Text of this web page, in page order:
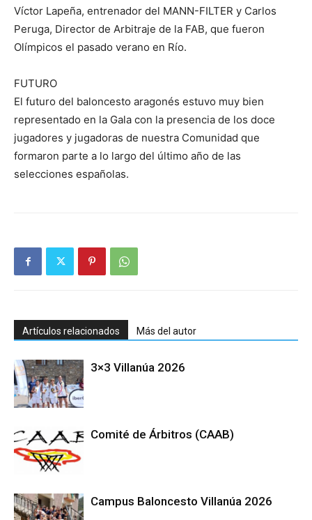
Víctor Lapeña, entrenador del MANN-FILTER y Carlos
Peruga, Director de Arbitraje de la FAB, que fueron
Olímpicos el pasado verano en Río.
FUTURO
El futuro del baloncesto aragonés estuvo muy bien
representado en la Gala con la presencia de los doce
jugadores y jugadoras de nuestra Comunidad que
formaron parte a lo largo del último año de las
selecciones españolas.
Artículos relacionados Más del autor
3×3 Villanúa 2026
Comité de Árbitros (CAAB)
Campus Baloncesto Villanúa 2026